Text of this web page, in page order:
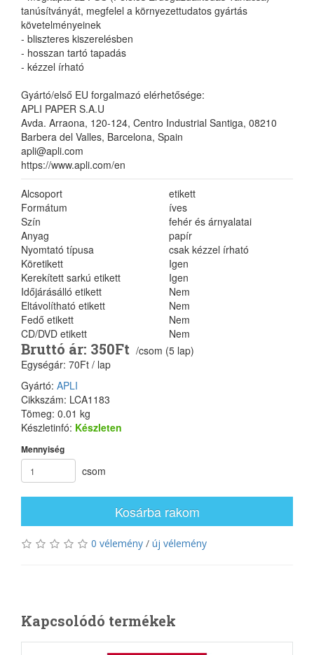
tanúsítványát, megfelel a környezettudatos gyártás
követelményeinek
- bliszteres kiszerelésben
- hosszan tartó tapadás
- kézzel írható
Gyártó/első EU forgalmazó elérhetősége:
APLI PAPER S.A.U
Avda. Arraona, 120-124, Centro Industrial Santiga, 08210
Barbera del Valles, Barcelona, Spain
apli@apli.com
https://www.apli.com/en
Alcsoport
etikett
Formátum
íves
Szín
fehér és árnyalatai
Anyag
papír
Nyomtató típusa
csak kézzel írható
Köretikett
Igen
Kerekített sarkú etikett
Igen
Időjárásálló etikett
Nem
Eltávolítható etikett
Nem
Fedő etikett
Nem
CD/DVD etikett
Nem
Bruttó ár: 350Ft /csom (5 lap)
Egységár: 70Ft / lap
Gyártó: APLI
Cikkszám: LCA1183
Tömeg: 0.01 kg
Készletinfó: Készleten
Mennyiség
csom
Kosárba rakom
0 vélemény / új vélemény
Kapcsolódó termékek